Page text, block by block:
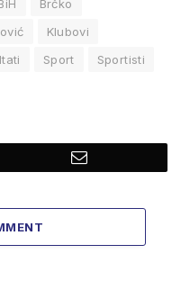
Brčko
Klubovi
Sport
Sportisti
Email